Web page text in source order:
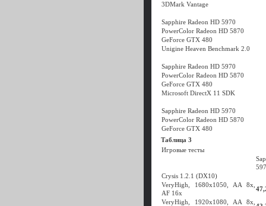
3DMark Vantage
Sapphire Radeon HD 5970
PowerColor Radeon HD 5870
GeForce GTX 480
Unigine Heaven Benchmark 2.0
Sapphire Radeon HD 5970
PowerColor Radeon HD 5870
GeForce GTX 480
Microsoft DirectX 11 SDK
Sapphire Radeon HD 5970
PowerColor Radeon HD 5870
GeForce GTX 480
Таблица 3
Игровые тесты
Crysis 1.2.1 (DX10)
VeryHigh, 1680x1050, AA 8x,
AF 16x
VeryHigh, 1920x1080, AA 8x,